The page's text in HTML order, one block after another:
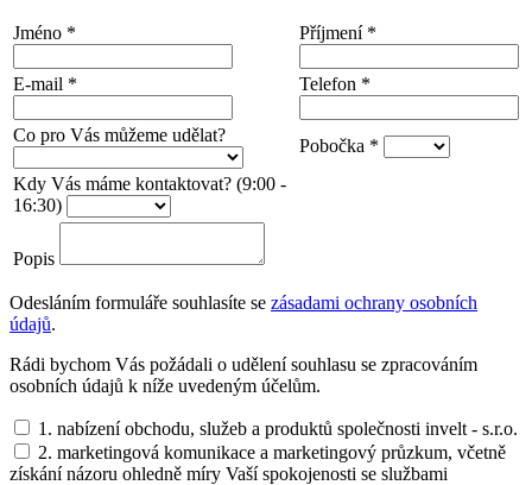
Jméno * Příjmení *
E-mail * Telefon *
Co pro Vás můžeme udělat?
Pobočka *
Kdy Vás máme kontaktovat? (9:00 -
16:30)
Popis
Odesláním formuláře souhlasíte se zásadami ochrany osobních
údajů.
Rádi bychom Vás požádali o udělení souhlasu se zpracováním
osobních údajů k níže uvedeným účelům.
1. nabízení obchodu, služeb a produktů společnosti invelt - s.r.o.
2. marketingová komunikace a marketingový průzkum, včetně
získání názoru ohledně míry Vaší spokojenosti se službami